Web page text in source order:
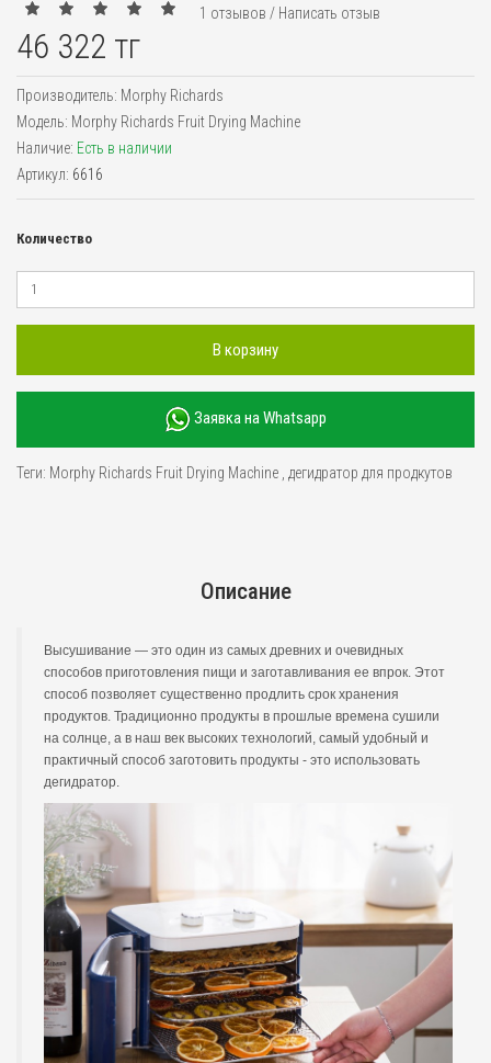
1 отзывов / Написать отзыв
46 322 тг
Производитель: Morphy Richards
Модель: Morphy Richards Fruit Drying Machine
Наличие: Есть в наличии
Артикул: 6616
Количество
В корзину
Заявка на Whatsapp
Теги: Morphy Richards Fruit Drying Machine дегидратор для продкутов
Описание
Высушивание — это один из самых древних и очевидных
способов приготовления пищи и заготавливания ее впрок. Этот
способ позволяет существенно продлить срок хранения
продуктов. Традиционно продукты в прошлые времена сушили
на солнце, а в наш век высоких технологий, самый удобный и
практичный способ заготовить продукты - это использовать
дегидратор.